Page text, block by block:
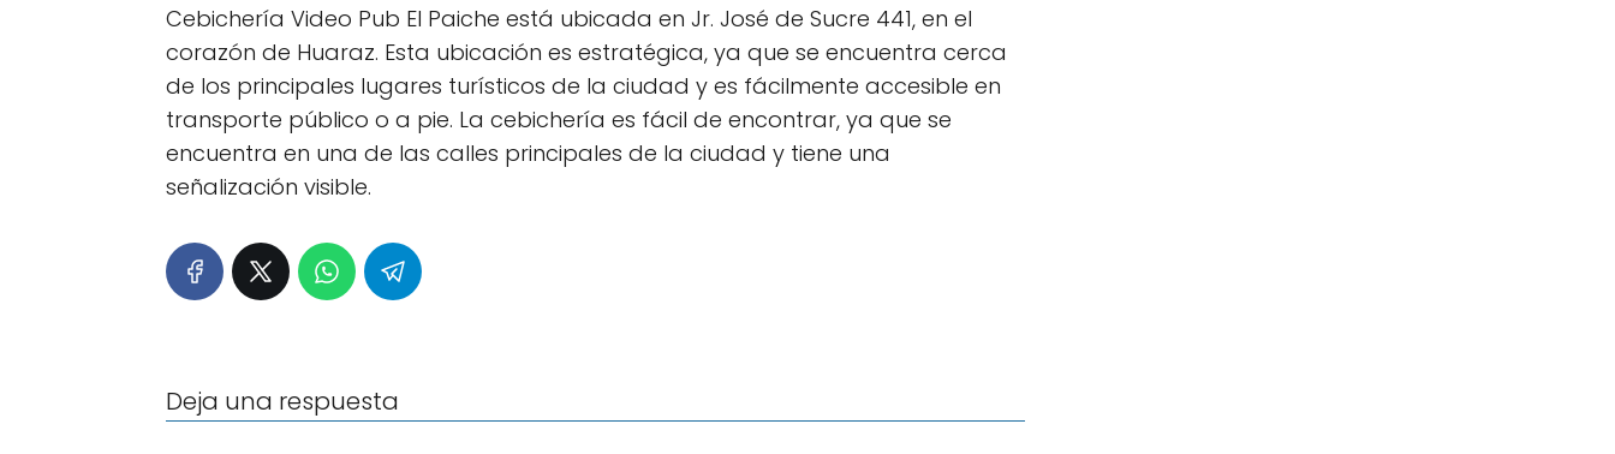
Cebichería Video Pub El Paiche está ubicada en Jr. José de Sucre 441, en el
corazón de Huaraz. Esta ubicación es estratégica, ya que se encuentra cerca
de los principales lugares turísticos de la ciudad y es fácilmente accesible en
transporte público o a pie. La cebichería es fácil de encontrar, ya que se
encuentra en una de las calles principales de la ciudad y tiene una
señalización visible.
Deja una respuesta